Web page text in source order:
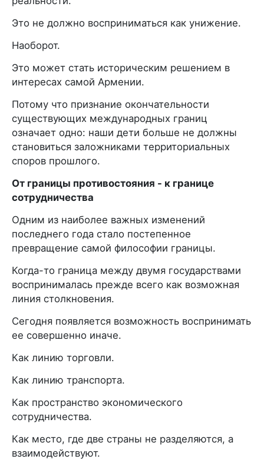
Это не должно восприниматься как унижение.
Наоборот.
Это может стать историческим решением в
интересах самой Армении.
Потому что признание окончательности
существующих международных границ
означает одно: наши дети больше не должны
становиться заложниками территориальных
споров прошлого.
От границы противостояния - к границе
сотрудничества
Одним из наиболее важных изменений
последнего года стало постепенное
превращение самой философии границы.
Когда-то граница между двумя государствами
воспринималась прежде всего как возможная
линия столкновения.
Сегодня появляется возможность воспринимать
ее совершенно иначе.
Как линию торговли.
Как линию транспорта.
Как пространство экономического
сотрудничества.
Как место, где две страны не разделяются, а
взаимодействуют.